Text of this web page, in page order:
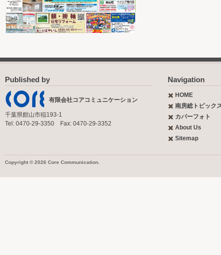
Published by
有限会社コアコミュニケーション
千葉県館山市稲193-1
Tel: 0470-29-3350 Fax: 0470-29-3352
Navigation
HOME
南房総トピック
カバーフォト
About Us
Sitemap
Copyright © 2026 Core Communication.